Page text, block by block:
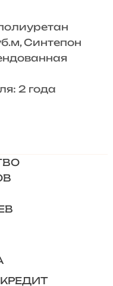
Синтепон
2 года